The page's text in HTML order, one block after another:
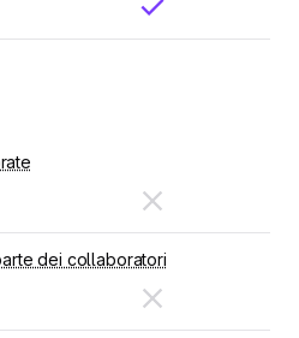
dei collaboratori